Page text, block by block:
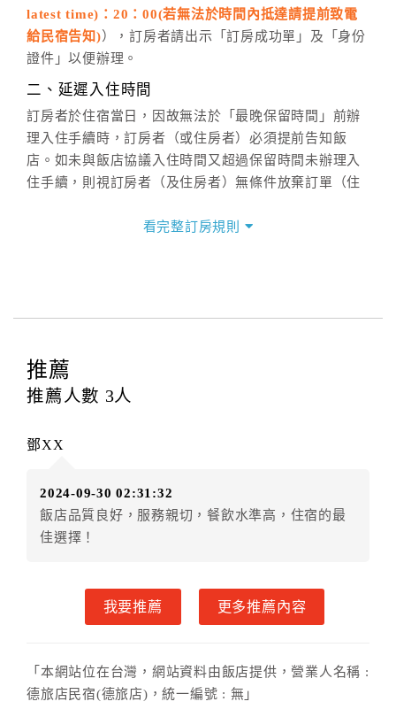
六、聯絡方式
週一至週日：客服聯絡單
latest time)：20：00(若無法於時間內抵達請提前致電
給民宿告知)），訂房者請出示「訂房成功單」及「身份
證件」以便辦理。
二、延遲入住時間
訂房者於住宿當日，因故無法於「最晚保留時間」前辦
理入住手續時，訂房者（或住房者）必須提前告知飯
店。如未與飯店協議入住時間又超過保留時間未辦理入
住手續，則視訂房者（及住房者）無條件放棄訂單（住
三、退房手續(Check out)
訂房者應於
提出申辦不得異動訂單。
每筆訂單異動限定
訂單異動後，訂單費用總計大於原訂單費用總計時，訂
訂單異動後，訂單費用總計小於原訂單費用總計時，訂
房者不得要求退其差額。（限原訂飯店）
限原訂飯店），異動完成後不得辦理取消退款。
（提出申辦日為保留起算日）
店客滿，敬請及早計畫，如逾時未提出申辦，視同無條
件放棄訂單（住宿權益）。 （限原訂飯店使用）
看完整訂房規則
推薦
推薦人數 3人
鄧XX
2024-09-30 02:31:32
飯店品質良好，服務親切，餐飲水準高，住宿的最
佳選擇！
我要推薦 更多推薦內容
「本網站位在台灣，網站資料由飯店提供，營業人名稱 :
德旅店民宿(德旅店)，統一編號 : 無」